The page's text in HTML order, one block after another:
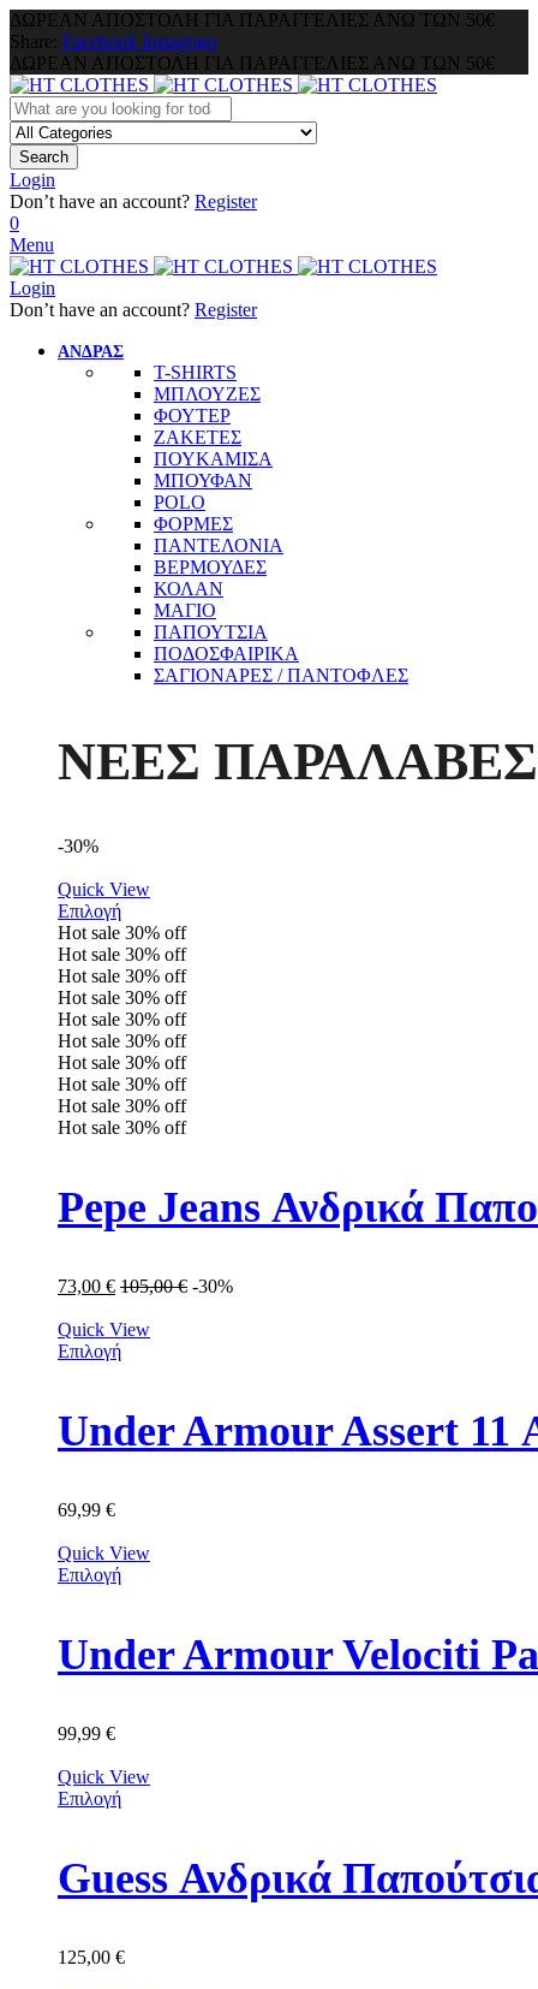
ΔΩΡΕΑΝ ΑΠΟΣΤΟΛΗ ΓΙΑ ΠΑΡΑΓΓΕΛΙΕΣ ΑΝΩ ΤΩΝ 50€
Share: Facebook Instagram
ΔΩΡΕΑΝ ΑΠΟΣΤΟΛΗ ΓΙΑ ΠΑΡΑΓΓΕΛΙΕΣ ΑΝΩ ΤΩΝ 50€
Search
Login
Don’t have an account? Register
0
Menu
Login
Don’t have an account? Register
ΑΝΔΡΑΣ
T-SHIRTS
ΜΠΛΟΥΖΕΣ
ΦΟΥΤΕΡ
ΖΑΚΕΤΕΣ
ΠΟΥΚΑΜΙΣΑ
ΜΠΟΥΦΑΝ
POLO
ΦΟΡΜΕΣ
ΠΑΝΤΕΛΟΝΙΑ
ΒΕΡΜΟΥΔΕΣ
ΚΟΛΑΝ
ΜΑΓΙΟ
ΠΑΠΟΥΤΣΙΑ
ΠΟΔΟΣΦΑΙΡΙΚΑ
ΣΑΓΙΟΝΑΡΕΣ / ΠΑΝΤΟΦΛΕΣ
ΝΕΕΣ ΠΑΡΑΛΑΒΕΣ
-30%
Quick View
Επιλογή
Hot sale 30% off
Hot sale 30% off
Hot sale 30% off
Hot sale 30% off
Hot sale 30% off
Hot sale 30% off
Hot sale 30% off
Hot sale 30% off
Hot sale 30% off
Hot sale 30% off
Pepe Jeans Ανδρικά
73,00 € 105,00€ -30%
Quick View
Επιλογή
Under Armour Assert 11
69,99 €
Quick View
Επιλογή
Under Armour Velociti
99,99 €
Quick View
Επιλογή
Guess Ανδρικά
125,00 €